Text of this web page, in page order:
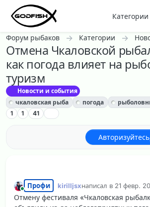
Перейти к содержанию
Категории
Форум рыбаков Категории
Отмена Чкаловской
как погода влияет на
туризм
Новости и события
чкаловская рыба
погода
1
1 41
В сети
Профи kirilljsxнаписал в 21 февр.
отредактировано
Отмену фестиваля «Чкаловская